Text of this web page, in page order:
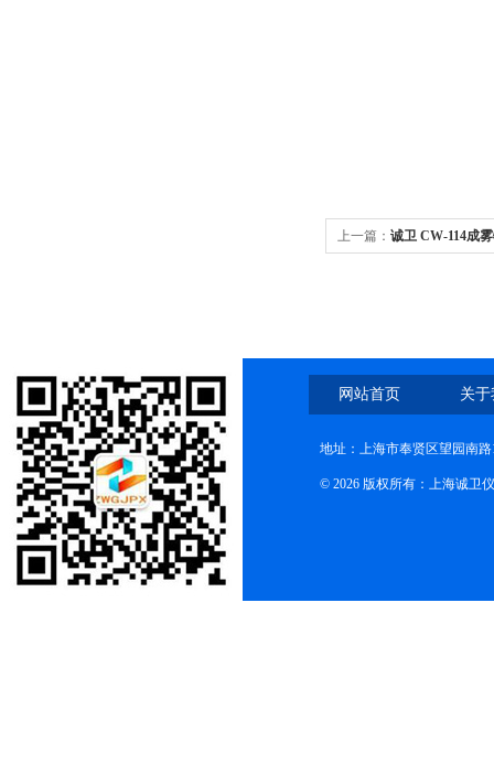
上一篇： 诚卫 CW-114成
网站首页 关
地址：上海市奉贤区望园南路
© 2026 版权所有：上海诚卫